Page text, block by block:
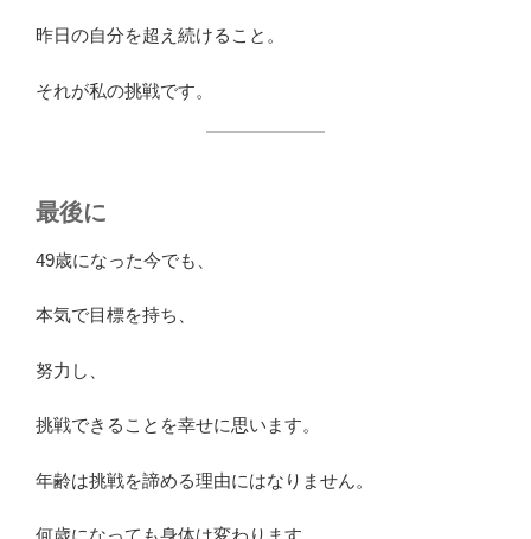
昨日の自分を超え続けること。
それが私の挑戦です。
最後に
49歳になった今でも、
本気で目標を持ち、
努力し、
挑戦できることを幸せに思います。
年齢は挑戦を諦める理由にはなりません。